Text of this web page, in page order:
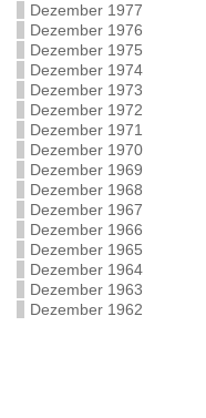
Dezember 1977
Dezember 1976
Dezember 1975
Dezember 1974
Dezember 1973
Dezember 1972
Dezember 1971
Dezember 1970
Dezember 1969
Dezember 1968
Dezember 1967
Dezember 1966
Dezember 1965
Dezember 1964
Dezember 1963
Dezember 1962